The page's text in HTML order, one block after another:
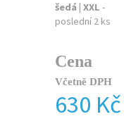
šedá | XXL -
poslední 2 ks
Cena
Včetně DPH
630 Kč